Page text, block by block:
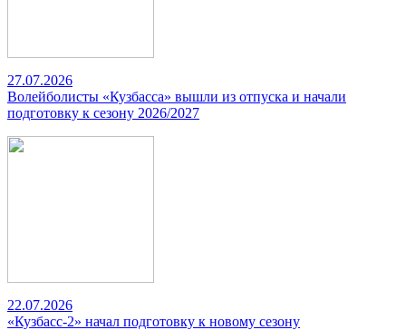
27.07.2026
Волейболисты «Кузбасса» вышли из отпуска и начали
подготовку к сезону 2026/2027
22.07.2026
«Кузбасс-2» начал подготовку к новому сезону